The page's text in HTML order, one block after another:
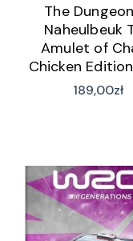
The
Naheulbeuk
Amulet of
Chicken
NS)
189,00zł